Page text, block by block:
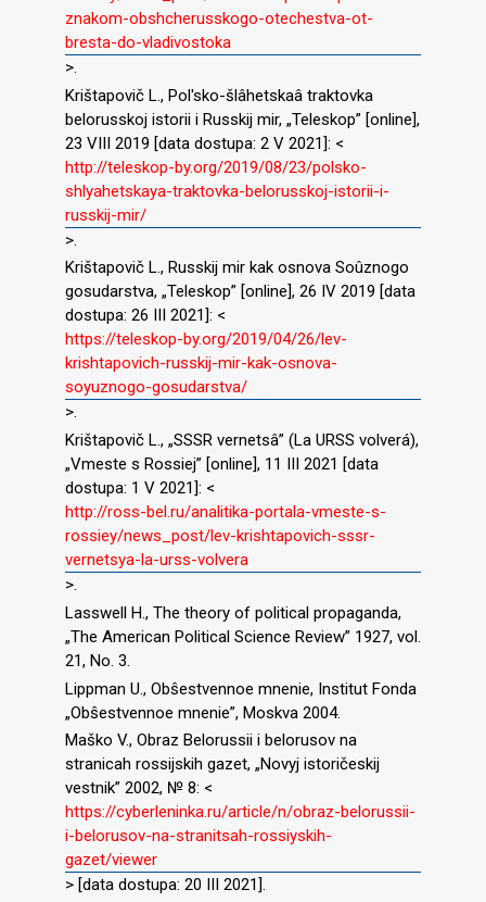
znakom-obshcherusskogo-otechestva-ot-
bresta-do-vladivostoka
>.
Krištapovič L., Pol′sko-šlâhetskaâ traktovka
belorusskoj istorii i Russkij mir, „Teleskop” [online],
23 VIII 2019 [data dostupa: 2 V 2021]: <
http://teleskop-by.org/2019/08/23/polsko-
shlyahetskaya-traktovka-belorusskoj-istorii-i-
russkij-mir/
>.
Krištapovič L., Russkij mir kak osnova Soûznogo
gosudarstva, „Teleskop” [online], 26 IV 2019 [data
dostupa: 26 III 2021]: <
https://teleskop-by.org/2019/04/26/lev-
krishtapovich-russkij-mir-kak-osnova-
soyuznogo-gosudarstva/
>.
Krištapovič L., „SSSR vernetsâ” (La URSS volverá),
„Vmeste s Rossiej” [online], 11 III 2021 [data
dostupa: 1 V 2021]: <
http://ross-bel.ru/analitika-portala-vmeste-s-
rossiey/news_post/lev-krishtapovich-sssr-
vernetsya-la-urss-volvera
>.
Lasswell H., The theory of political propaganda,
„The American Political Science Review” 1927, vol.
21, No. 3.
Lippman U., Obŝestvennoe mnenie, Institut Fonda
„Obŝestvennoe mnenie”, Moskva 2004.
Maško V., Obraz Belorussii i belorusov na
stranicah rossijskih gazet, „Novyj istoričeskij
vestnik” 2002, № 8: <
https://cyberleninka.ru/article/n/obraz-belorussii-
i-belorusov-na-stranitsah-rossiyskih-
gazet/viewer
> [data dostupa: 20 III 2021].